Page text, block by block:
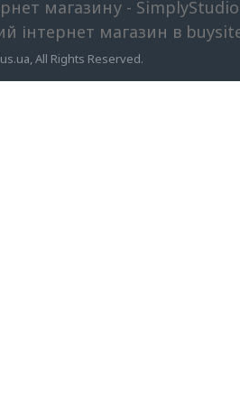
магазину -
інтернет магазин в
All Rights Reserved.